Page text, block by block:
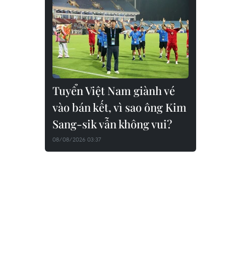
Tuyển Việt Nam giành vé
vào bán kết, vì sao ông Kim
Sang-sik vẫn không vui?
08/08/2026 03:37